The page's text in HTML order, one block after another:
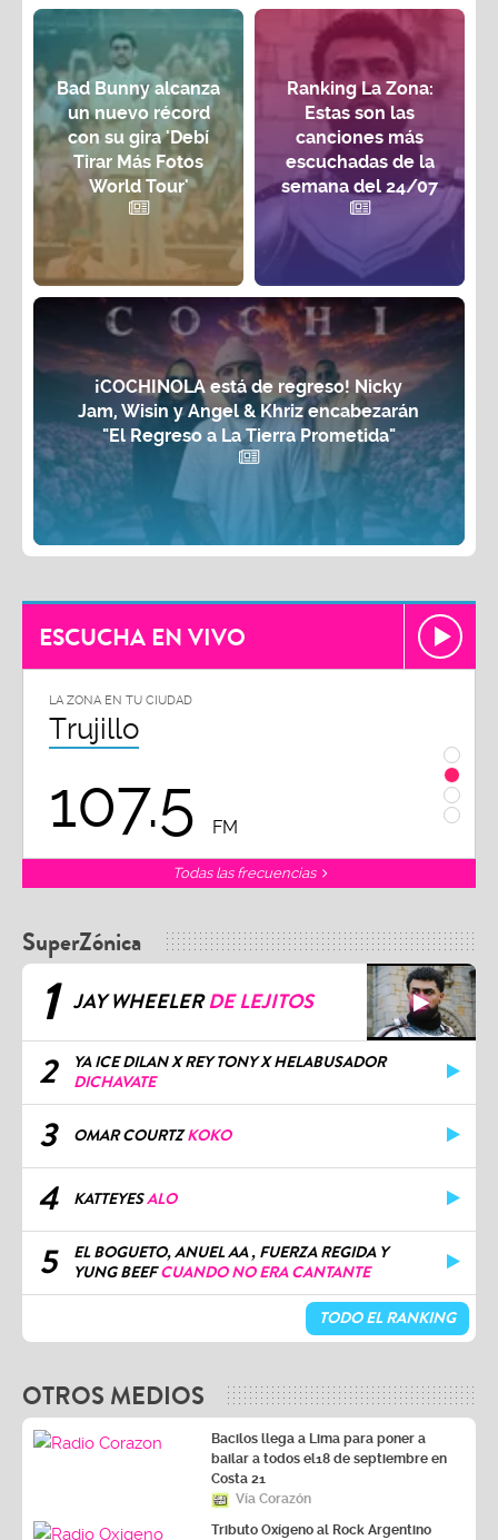
Bad Bunny alcanza
un nuevo récord
con su gira 'Debí
Tirar Más Fotos
World Tour'
Ranking La Zona:
Estas son las
canciones más
escuchadas de la
semana del 24/07
¡COCHINOLA está de regreso! Nicky
Jam, Wisin y Angel & Khriz encabezarán
"El Regreso a La Tierra Prometida"
ESCUCHA EN VIVO
LA ZONA EN TU CIUDAD
Trujillo
107.5 FM
Todas las frecuencias
SuperZónica
1 JAY WHEELERDE LEJITOS
2
YA ICE DILAN X REY TONY X HELABUSADOR
DICHAVATE
3 OMAR COURTZKOKO
4 KATTEYESALO
5
EL BOGUETO, ANUEL AA , FUERZA REGIDA Y
YUNG BEEFCUANDO NO ERA CANTANTE
TODO EL RANKING
OTROS MEDIOS
Bacilos llega a Lima para poner a
bailar a todos el18 de septiembre en
Costa 21
Vía Corazón
Tributo Oxígeno al Rock Argentino